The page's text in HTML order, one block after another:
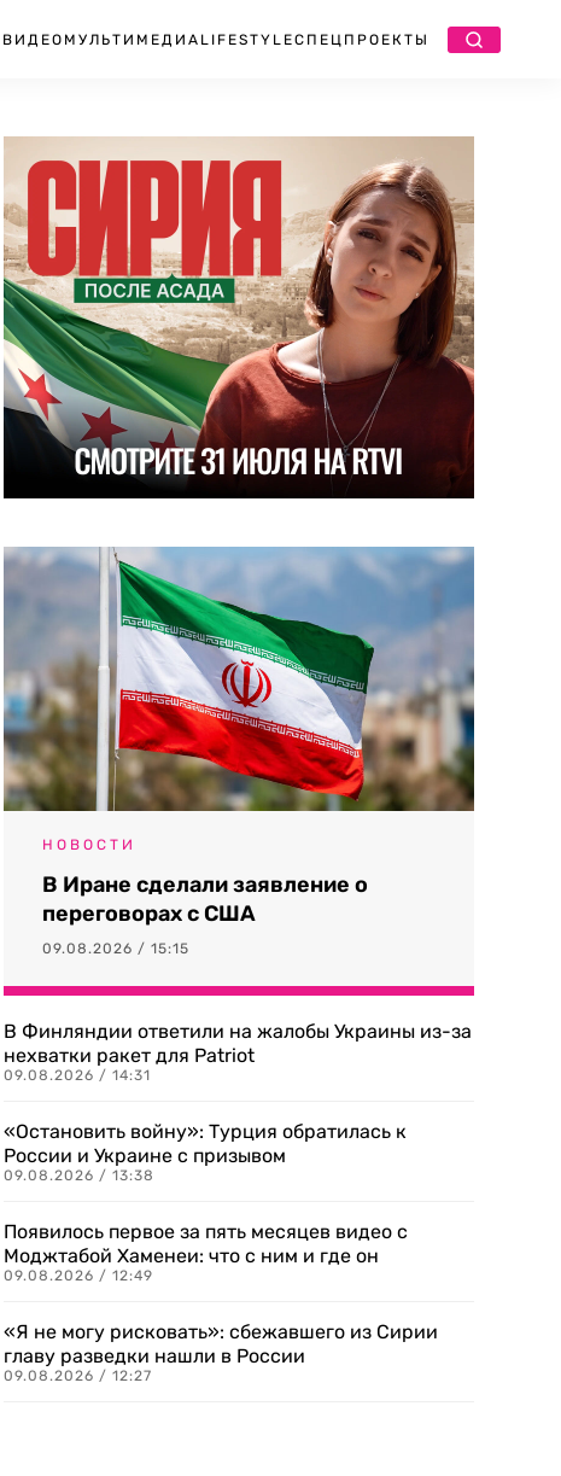
ВИДЕО МУЛЬТИМЕДИА LIFESTYLEСПЕЦПРОЕКТЫ
НОВОСТИ
В Иране сделали заявление о
переговорах с США
09.08.2026 / 15:15
В Финляндии ответили на жалобы Украины из-за
нехватки ракет для Patriot
09.08.2026 / 14:31
«Остановить войну»: Турция обратилась к
России и Украине с призывом
09.08.2026 / 13:38
Появилось первое за пять месяцев видео с
Моджтабой Хаменеи: что с ним и где он
09.08.2026 / 12:49
«Я не могу рисковать»: сбежавшего из Сирии
главу разведки нашли в России
09.08.2026 / 12:27